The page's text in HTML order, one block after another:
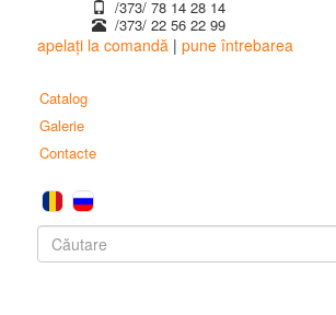
/373/ ‎78 14 28 14
/373/ 22 56 22 99
apelați la comandă | pune întrebarea
Catalog
Galerie
Contacte
Formular